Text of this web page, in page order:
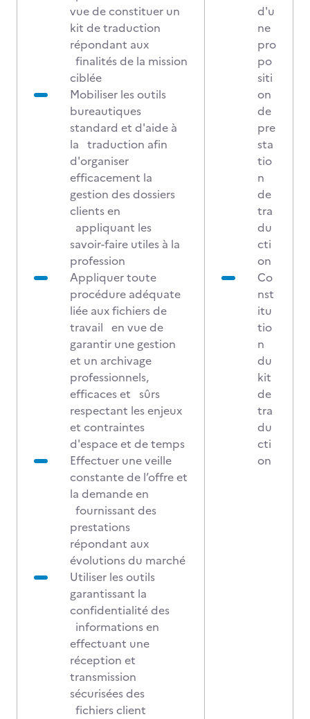
vue de constituer un
kit de traduction
répondant aux
finalités de la mission
ciblée
Mobiliser les outils
bureautiques
standard et d'aide à
la traduction afin
d'organiser
efficacement la
gestion des dossiers
clients en
appliquant les
savoir-faire utiles à la
profession
Appliquer toute
procédure adéquate
liée aux fichiers de
travail en vue de
garantir une gestion
et un archivage
professionnels,
efficaces et sûrs
respectant les enjeux
et contraintes
d'espace et de temps
Effectuer une veille
constante de l’offre et
la demande en
fournissant des
prestations
répondant aux
évolutions du marché
Utiliser les outils
garantissant la
confidentialité des
informations en
effectuant une
réception et
transmission
sécurisées des
fichiers client
d'u
ne
pro
po
siti
on
de
pre
sta
tio
n
de
tra
du
cti
on
Co
nst
itu
tio
n
du
kit
de
tra
du
cti
on